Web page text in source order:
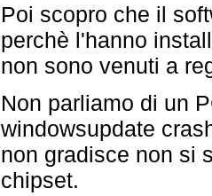
Poi scopro che il
perchè l'hanno
non sono venuti a
Non parliamo di un
windowsupdate
non gradisce non si
chipset.